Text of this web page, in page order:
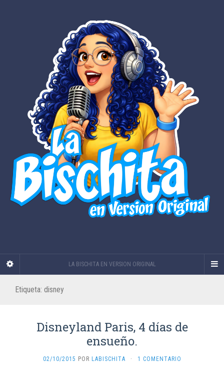
LA BISCHITA EN VERSION ORIGINAL
Etiqueta: disney
Disneyland Paris, 4 días de
ensueño.
02/10/2015 POR LABISCHITA · 1 COMENTARIO